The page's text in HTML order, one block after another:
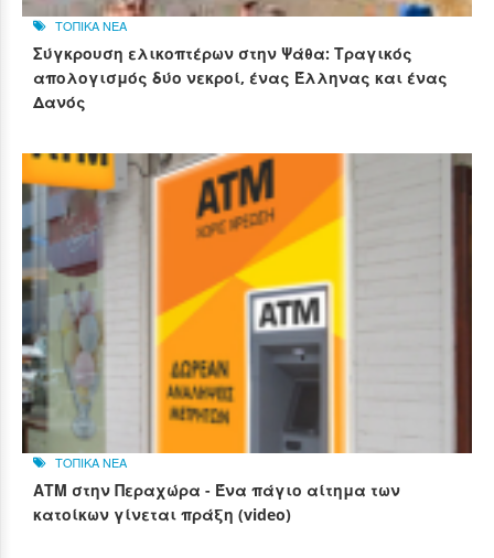
ΤΟΠΙΚΑ ΝΕΑ
Σύγκρουση ελικοπτέρων στην Ψάθα: Τραγικός
απολογισμός δύο νεκροί, ένας Έλληνας και ένας
Δανός
ΤΟΠΙΚΑ ΝΕΑ
ΑΤΜ στην Περαχώρα - Ένα πάγιο αίτημα των
κατοίκων γίνεται πράξη (video)